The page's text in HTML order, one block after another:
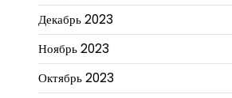
Декабрь 2023
Ноябрь 2023
Октябрь 2023